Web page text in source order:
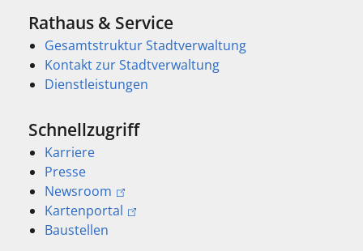
Rathaus & Service
Gesamtstruktur Stadtverwaltung
Kontakt zur Stadtverwaltung
Dienstleistungen
Schnellzugriff
Karriere
Presse
Newsroom
Kartenportal
Baustellen